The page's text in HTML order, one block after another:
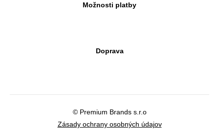
Možnosti platby
Doprava
© Premium Brands s.r.o
Zásady ochrany osobných údajov